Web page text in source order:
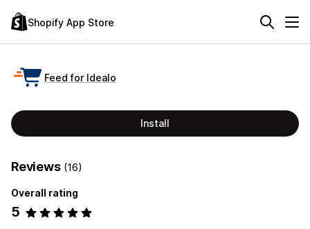
Shopify App Store
Feed for Idealo
Install
Reviews (16)
Overall rating
5